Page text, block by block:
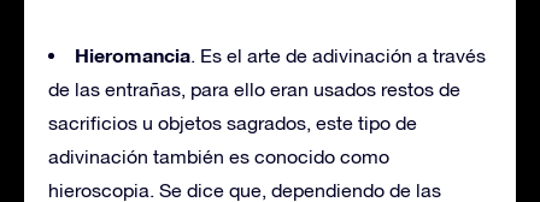
Hieromancia. Es el arte de adivinación a través
de las entrañas, para ello eran usados restos de
sacrificios u objetos sagrados, este tipo de
adivinación también es conocido como
hieroscopia. Se dice que, dependiendo de las